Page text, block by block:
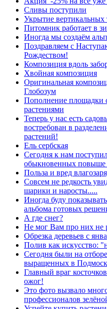
Сливы поступили
Укрытие
Питомник работает в
Иногда мы создаём
Поздравляем с
Рождеством!
Композиция вдоль
Хвойная композиция
Оригинальная
Глобозум
Пополнение
растениями
Теперь у нас есть
востребован в
растений!
Ель сербская
Сегодня к нам
обыкновенных повыше
Польза и вред
Совсем не редкость
шарики и наросты.....
Иногда буду
альбома готовых
А где снег?
Не мог Вам про них не
Обрезка деревьев с
Полив как искусство:
Сегодня были на
выращенных в
Главный враг
ожог!
Это фото вызвало
профессионалов